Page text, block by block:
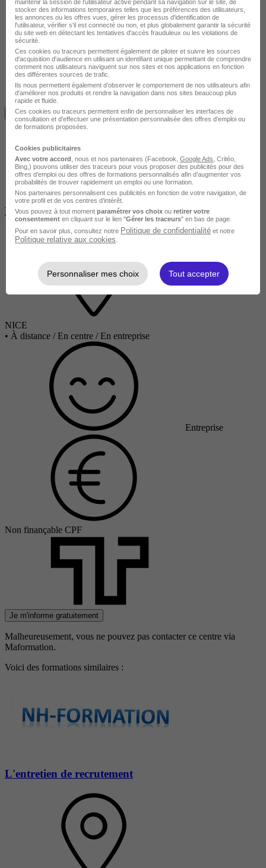
Je m'informe gratuitement
Recruter le talent idéal sans CV
NICE
• À distance / En centre / En entreprise
Entreprise
Non finançable CPF
Je m'informe gratuitement
Malheureusement, vous ne pouvez pas contacter ce centre via
Maformation.
Voici des formations similaires :
L'entretien de recrutement
maintenir la session de l'utilisateur active pendant sa navigation sur le site, de
stocker des informations temporaires telles que les préférences des utilisateurs,
les annonces ou les offres vues, gérer les processus d'identification de
l'utilisateur, vérifier s'il est connecté ou non, et plus globalement garantir la sécurité
du site web en détectant les tentatives d'accès frauduleux ou les violations de
sécurité.
Ces cookies ou traceurs permettent également de piloter et suivre les sources
d'acquisition d'audience en utilisant un identifiant unique permettant de comprendre
comment nos utilisateurs naviguent sur nos sites et nos applications en fonction
des différentes sources de trafic.
Ils nous permettent également d’observer le comportement de nos utilisateurs afin
d'améliorer nos produits et rendre la navigation dans nos sites beaucoup plus
rapide et fluide.
Ces cookies ou traceurs permettent enfin de personnaliser les interfaces de
consultation et d'effectuer une présentation personnalisée des offres d'emploi ou
de formations proposées.
Cookies publicitaires
Avec votre accord , nous et nos partenaires (Facebook, Google Ads , Critéo,
Bing,) pouvons utiliser des traceurs pour vous proposer des publicités pour des
offres d’emploi ou des offres de formations personnalisés afin d’augmenter vos
probabilités de trouver rapidement un emploi ou une formation.
Nos partenaires personnalisent ces publicités en fonction de votre navigation, de
votre profil et de vos centres d’intérêt.
Vous pouvez à tout moment paramétrer vos choix ou retirer votre
consentement en cliquant sur le lien "Gérer les traceurs" en bas de page.
Pour en savoir plus, consultez notre Politique de confidentialité et notre
Politique relative aux cookies
Personnaliser mes choix Tout accepter